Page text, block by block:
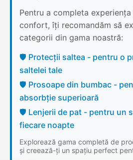
Pentru a completa
confort, îți recomandăm să
categorii din gama noastră:
🛡️ Protecții saltea - pentru o
saltelei tale
🛡️ Prosoape din bumbac -
absorbție superioară
🛡️ Lenjerii de pat - pentru un
fiecare noapte
Explorează gama completă de
și creează-ți un spațiu perfect